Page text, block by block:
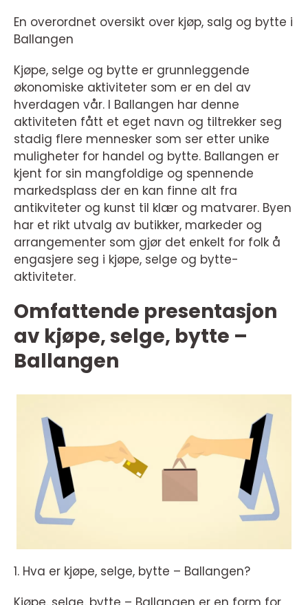
En overordnet oversikt over kjøp, salg og bytte i
Ballangen
Kjøpe, selge og bytte er grunnleggende
økonomiske aktiviteter som er en del av
hverdagen vår. I Ballangen har denne
aktiviteten fått et eget navn og tiltrekker seg
stadig flere mennesker som ser etter unike
muligheter for handel og bytte. Ballangen er
kjent for sin mangfoldige og spennende
markedsplass der en kan finne alt fra
antikviteter og kunst til klær og matvarer. Byen
har et rikt utvalg av butikker, markeder og
arrangementer som gjør det enkelt for folk å
engasjere seg i kjøpe, selge og bytte-
aktiviteter.
Omfattende presentasjon
av kjøpe, selge, bytte –
Ballangen
1. Hva er kjøpe, selge, bytte – Ballangen?